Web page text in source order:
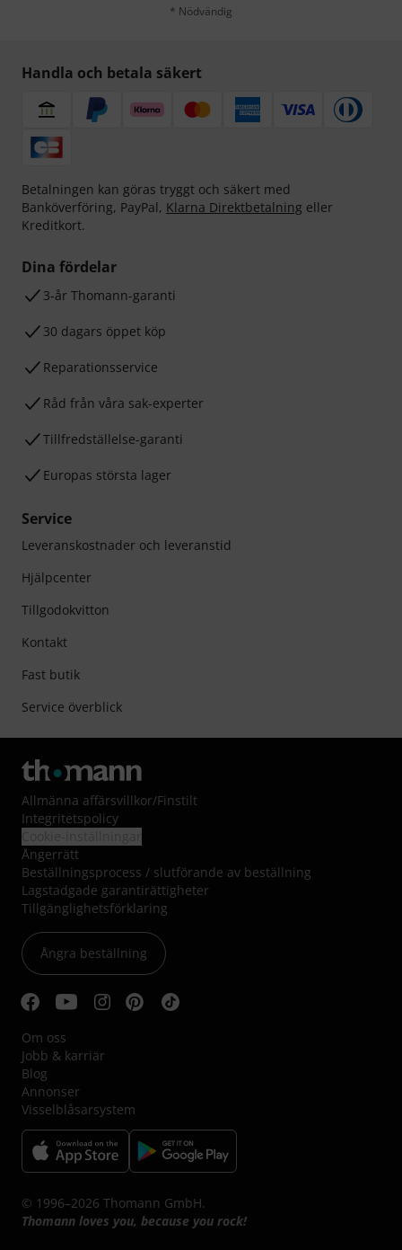
* Nödvändig
Handla och betala säkert
Betalningen kan göras tryggt och säkert med
Banköverföring, PayPal, Klarna Direktbetalning eller
Kreditkort.
Dina fördelar
3-år Thomann-garanti
30 dagars öppet köp
Reparationsservice
Råd från våra sak-experter
Tillfredställelse-garanti
Europas största lager
Service
Leveranskostnader och leveranstid
Hjälpcenter
Tillgodokvitton
Kontakt
Fast butik
Service överblick
Allmänna affärsvillkor/Finstilt
Integritetspolicy
Ångerrätt
Beställningsprocess / slutförande av beställning
Lagstadgade garantirättigheter
Tillgänglighetsförklaring
Ångra beställning
Om oss
Jobb & karriär
Blog
Annonser
Visselblåsarsystem
© 1996–2026 Thomann GmbH.
Thomann loves you, because you rock!